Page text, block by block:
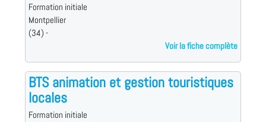
Formation initiale
Montpellier
(34) -
Voir la fiche complète
BTS animation et gestion touristiques
locales
Formation initiale